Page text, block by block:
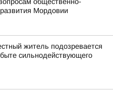
развития Мордовии
житель подозревается
сильнодействующего